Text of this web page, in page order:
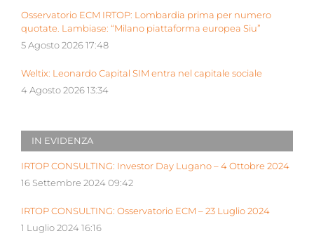
Osservatorio ECM IRTOP: Lombardia prima per numero
quotate. Lambiase: “Milano piattaforma europea Siu”
5 Agosto 2026 17:48
Weltix: Leonardo Capital SIM entra nel capitale sociale
4 Agosto 2026 13:34
IN EVIDENZA
IRTOP CONSULTING: Investor Day Lugano – 4 Ottobre 2024
16 Settembre 2024 09:42
IRTOP CONSULTING: Osservatorio ECM – 23 Luglio 2024
1 Luglio 2024 16:16